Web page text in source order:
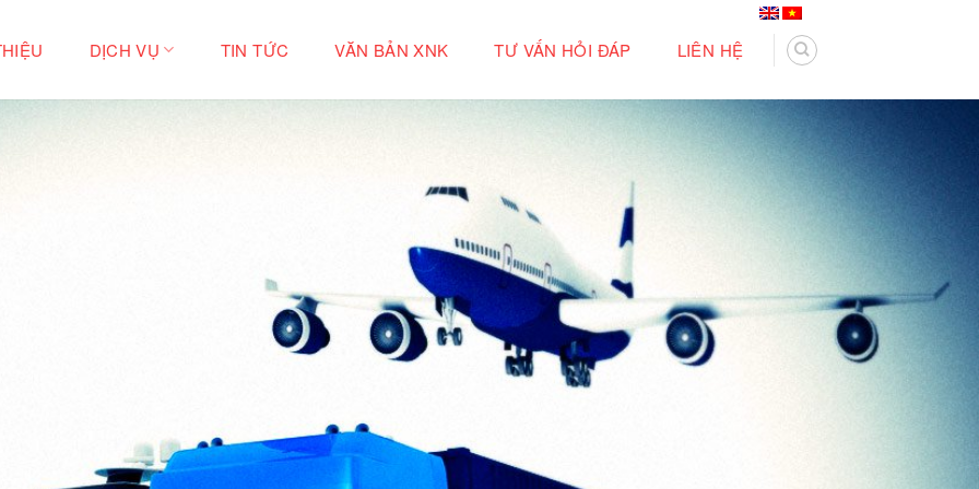
DỊCH VỤ TIN TỨC VĂN BẢN XNK TƯ VẤN HỎI ĐÁP LIÊN HỆ